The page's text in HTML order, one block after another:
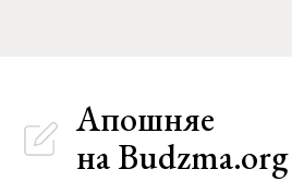
Апошняе
на Budzma.org